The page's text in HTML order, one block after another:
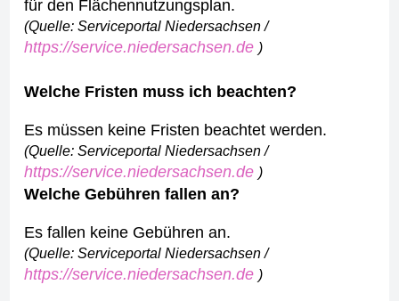
für den Flächennutzungsplan.
(Quelle: Serviceportal Niedersachsen /
https://service.niedersachsen.de )
Welche Fristen muss ich beachten?
Es müssen keine Fristen beachtet werden.
(Quelle: Serviceportal Niedersachsen /
https://service.niedersachsen.de )
Welche Gebühren fallen an?
Es fallen keine Gebühren an.
(Quelle: Serviceportal Niedersachsen /
https://service.niedersachsen.de )